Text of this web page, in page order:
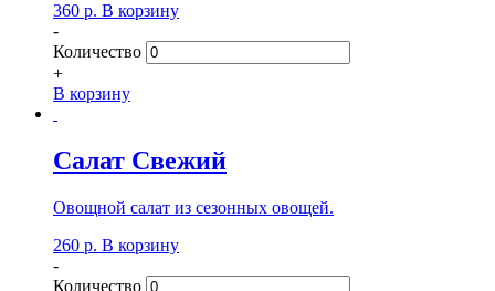
360 р. В корзину
-
Количество
+
В корзину
Салат Свежий
Овощной салат из сезонных овощей.
260 р. В корзину
-
Количество